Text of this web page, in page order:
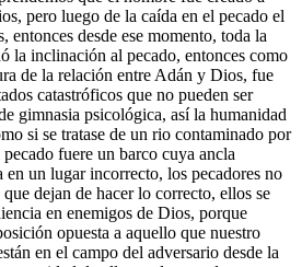
pero luego de la caída en el pecado el
entonces desde ese momento, toda la
la inclinación al pecado, entonces como
de la relación entre Adán y Dios, fue
catastróficos que no pueden ser
gimnasia psicológica, así la humanidad
si se tratase de un rio contaminado por
fuere un barco cuya ancla
un lugar incorrecto, los pecadores no
dejan de hacer lo correcto, ellos se
en enemigos de Dios, porque
opuesta a aquello que nuestro
en el campo del adversario desde la